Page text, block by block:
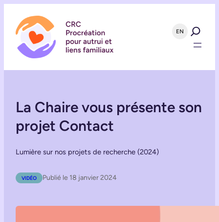
EN
La Chaire vous présente son
projet Contact
Lumière sur nos projets de recherche (2024)
VIDÉO Publié le 18 janvier 2024